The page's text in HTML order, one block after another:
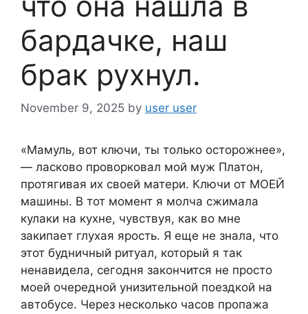
бардачке, наш
брак рухнул.
November 9, 2025 by user user
«Мамуль, вот ключи, ты только осторожнее»,
— ласково проворковал мой муж Платон,
протягивая их своей матери. Ключи от МОЕЙ
машины. В тот момент я молча сжимала
кулаки на кухне, чувствуя, как во мне
закипает глухая ярость. Я еще не знала, что
этот будничный ритуал, который я так
ненавидела, сегодня закончится не просто
моей очередной унизительной поездкой на
автобусе. Через несколько часов пропажа